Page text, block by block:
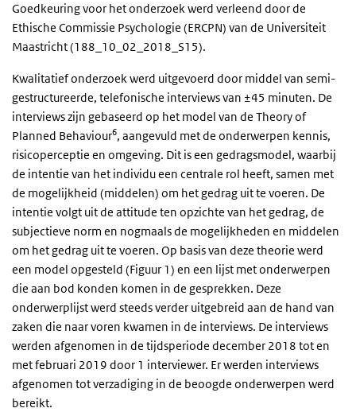
Goedkeuring voor het onderzoek werd verleend door de
Ethische Commissie Psychologie (ERCPN) van de Universiteit
Maastricht (188_10_02_2018_S15).
Kwalitatief onderzoek werd uitgevoerd door middel van semi-
gestructureerde, telefonische interviews van ±45 minuten. De
interviews zijn gebaseerd op het model van de Theory of
Planned Behaviour6, aangevuld met de onderwerpen kennis,
risicoperceptie en omgeving. Dit is een gedragsmodel, waarbij
de intentie van het individu een centrale rol heeft, samen met
de mogelijkheid (middelen) om het gedrag uit te voeren. De
intentie volgt uit de attitude ten opzichte van het gedrag, de
subjectieve norm en nogmaals de mogelijkheden en middelen
om het gedrag uit te voeren. Op basis van deze theorie werd
een model opgesteld (Figuur 1) en een lijst met onderwerpen
die aan bod konden komen in de gesprekken. Deze
onderwerplijst werd steeds verder uitgebreid aan de hand van
zaken die naar voren kwamen in de interviews. De interviews
werden afgenomen in de tijdsperiode december 2018 tot en
met februari 2019 door 1 interviewer. Er werden interviews
afgenomen tot verzadiging in de beoogde onderwerpen werd
bereikt.